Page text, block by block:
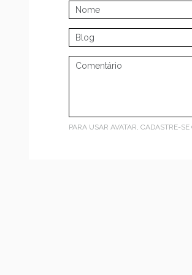
PARA USAR AVATAR, CADASTRE-